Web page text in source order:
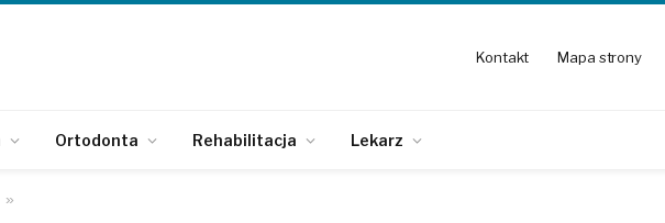
Kontakt Mapa strony
Ortodonta Rehabilitacja Lekarz
»